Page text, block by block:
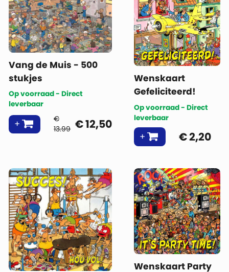
Vang de Muis - 500
stukjes
Op voorraad - Direct
leverbaar
€
13.99 €12,50
Wenskaart
Gefeliciteerd!
Op voorraad - Direct
leverbaar
€2,20
Wenskaart Party